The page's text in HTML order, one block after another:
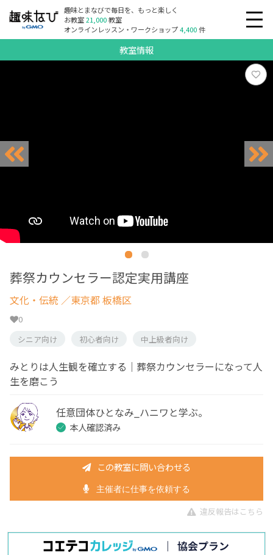
趣味とまなびで毎日を、もっと楽しく
お教室21,000教室
オンラインレッスン・ワークショップ4,400件
教室情報
葬祭カウンセラー認定実用講座
文化・伝統 ／東京都 板橋区
0
シニア向け
初心者向け 中上級者向け
みとりは人生観を確立する｜葬祭カウンセラーになって人
生を磨こう
任意団体ひとなみ_ハニワと学ぶ。
本人確認済み
この教室に問い合わせる
主催者に仕事を依頼する
違反報告はこちら